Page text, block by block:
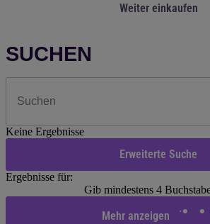
Weiter einkaufen
SUCHEN
Keine Ergebnisse
Erweiterte Suche
Ergebnisse für:
Gib mindestens 4
Mehr anzeigen